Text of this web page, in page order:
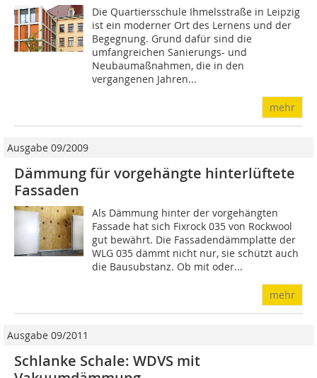
Die Quartiersschule Ihmelsstraße in Leipzig
ist ein ­moderner Ort des Lernens und der
Begegnung. Grund dafür sind die
umfangreichen Sanierungs- und
Neubaumaßnahmen, die in den
vergangenen Jahren...
mehr
Ausgabe 09/2009
Dämmung für vorgehängte hinterlüftete
Fassaden
Als Dämmung hinter der vorgehängten
Fassade hat sich Fixrock 035 von Rockwool
gut bewährt. Die Fassadendämmplatte der
WLG 035 dämmt nicht nur, sie schützt auch
die Bausubstanz. Ob mit oder...
mehr
Ausgabe 09/2011
Schlanke Schale: WDVS mit